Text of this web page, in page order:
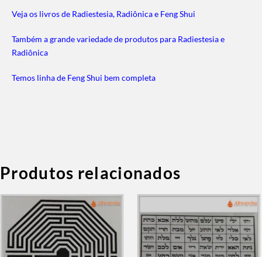
Veja os livros de Radiestesia, Radiônica e Feng Shui
Também a grande variedade de produtos para Radiestesia e
Radiônica
Temos linha de Feng Shui bem completa
Produtos relacionados